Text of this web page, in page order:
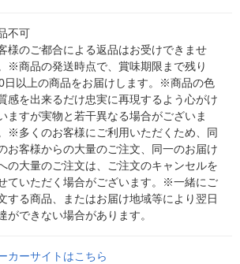
不可
様のご都合による返品はお受けできませ
※商品の発送時点で、賞味期限まで残り
日以上の商品をお届けします。※商品の色
感を出来るだけ忠実に再現するよう心がけ
ますが実物と若干異なる場合がございま
※多くのお客様にご利用いただくため、同
お客様からの大量のご注文、同一のお届け
の大量のご注文は、ご注文のキャンセルを
ていただく場合がございます。※一緒にご
する商品、またはお届け地域等により翌日
ができない場合があります。
カーサイトはこちら